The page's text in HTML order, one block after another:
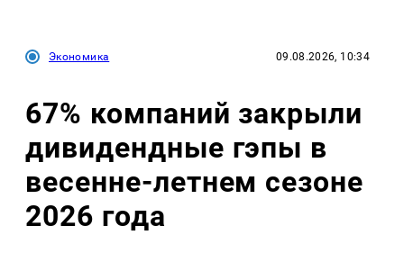
Экономика 09.08.2026, 10:34
67% компаний закрыли
дивидендные гэпы в
весенне-летнем сезоне
2026 года